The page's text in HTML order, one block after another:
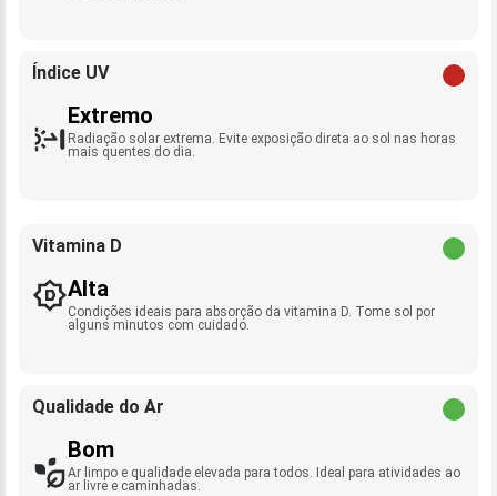
Índice UV
Extremo
Radiação solar extrema. Evite exposição direta ao sol nas horas
mais quentes do dia.
Vitamina D
Alta
Condições ideais para absorção da vitamina D. Tome sol por
alguns minutos com cuidado.
Qualidade do Ar
Bom
Ar limpo e qualidade elevada para todos. Ideal para atividades ao
ar livre e caminhadas.